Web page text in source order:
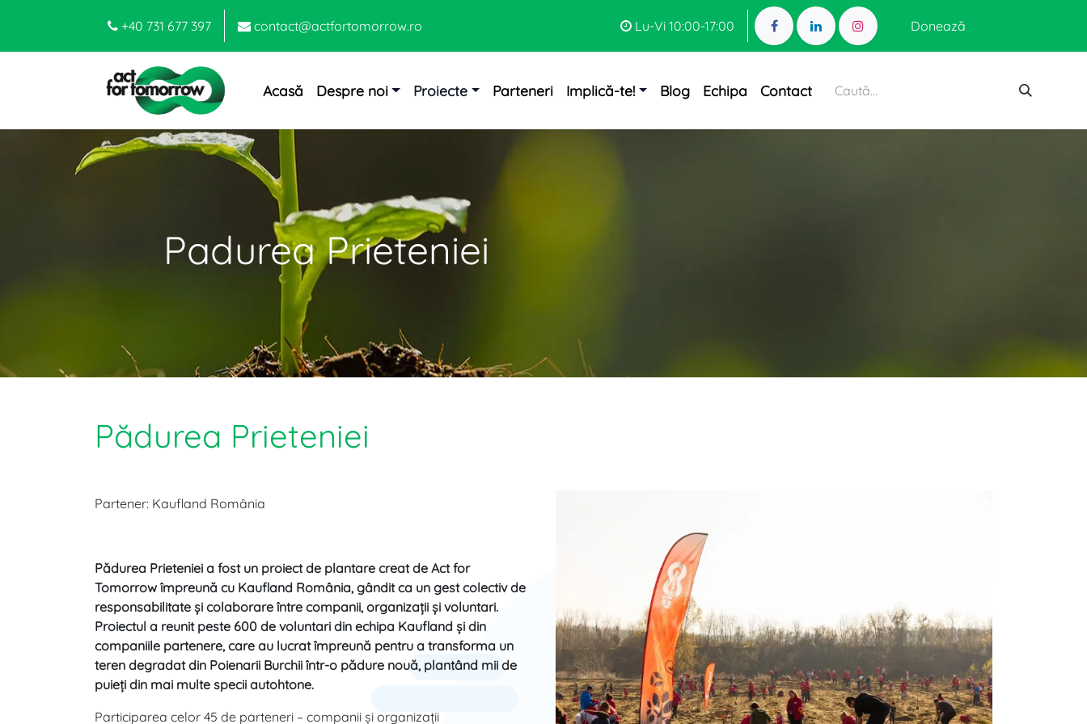
+40 731 677 397 contact@actfortomorrow.ro Lu-Vi 10:00-17:00 Donează
Acasă Despre noi Proiecte Parteneri Implică-te! Blog Echipa Contact
Padurea Prieteniei
Pădurea Prieteniei
Partener: Kaufland România
Pădurea Prieteniei a fost un proiect de plantare creat de Act for
Tomorrow împreună cu Kaufland România, gândit ca un gest colectiv de
responsabilitate și colaborare între companii, organizații și voluntari.
Proiectul a reunit peste 600 de voluntari din echipa Kaufland și din
companiile partenere, care au lucrat împreună pentru a transforma un
teren degradat din Poienarii Burchii într-o pădure nouă, plantând mii de
puieți din mai multe specii autohtone.
Participarea celor 45 de parteneri – companii și organizații